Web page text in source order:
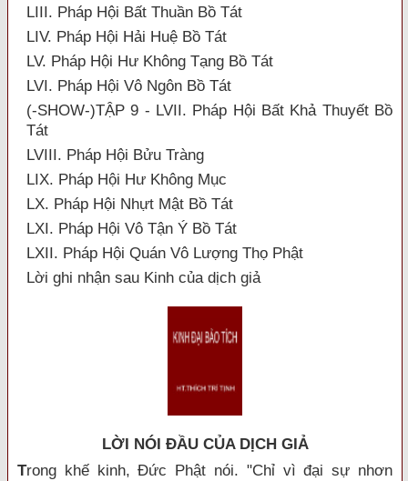
LIII. Pháp Hội Bất Thuần Bồ Tát
LIV. Pháp Hội Hải Huệ Bồ Tát
LV. Pháp Hội Hư Không Tạng Bồ Tát
LVI. Pháp Hội Vô Ngôn Bồ Tát
(-SHOW-)TẬP 9 - LVII. Pháp Hội Bất Khả Thuyết Bồ
Tát
LVIII. Pháp Hội Bửu Tràng
LIX. Pháp Hội Hư Không Mục
LX. Pháp Hội Nhựt Mật Bồ Tát
LXI. Pháp Hội Vô Tận Ý Bồ Tát
LXII. Pháp Hội Quán Vô Lượng Thọ Phật
Lời ghi nhận sau Kinh của dịch giả
LỜI NÓI ÐẦU CỦA DỊCH GIẢ
Trong khế kinh, Đức Phật nói. "Chỉ vì đại sự nhơn